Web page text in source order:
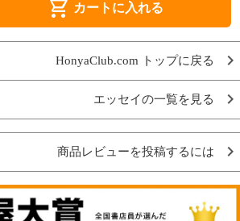
shopping_cart カートに入れる
HonyaClub.com トップに戻る
エッセイの一覧を見る
商品レビューを投稿するには